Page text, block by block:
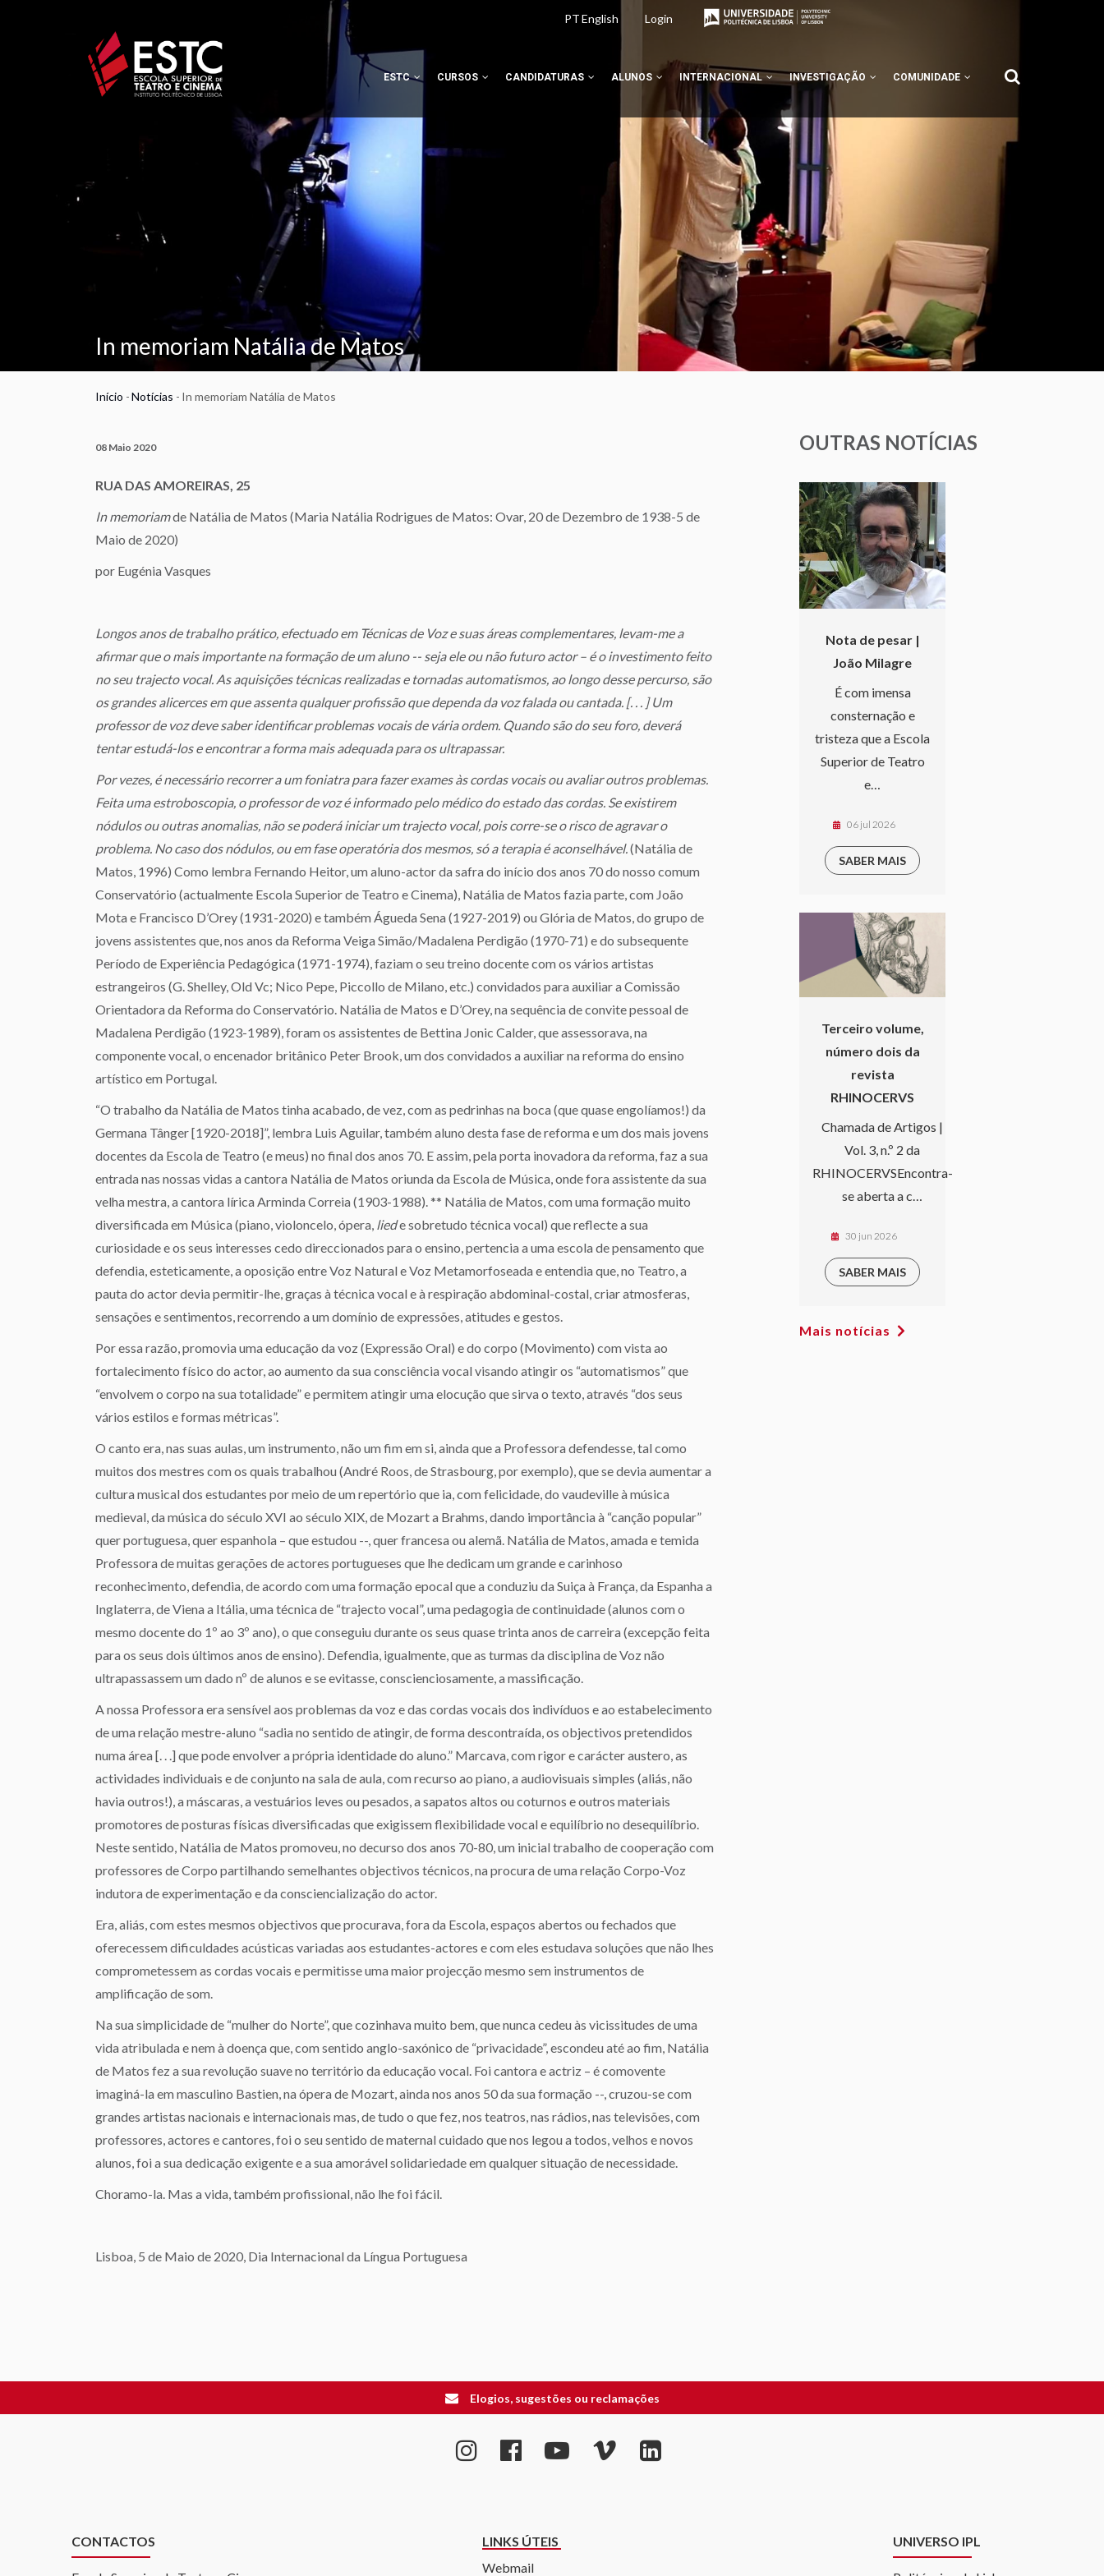
PTEnglish Login
ESTC CURSOS CANDIDATURAS ALUNOS INTERNACIONAL INVESTIGAÇÃO COMUNIDADE
Navegação
Início -Notícias - In memoriam Natália de Matos
In memoriam Natália de Matos
08 Maio 2020
RUA DAS AMOREIRAS, 25
In memoriamde Natália de Matos (Maria Natália Rodrigues de Matos: Ovar, 20 de Dezembro de 1938-5 de
Maio de 2020)
por Eugénia Vasques
Longos anos de trabalho prático, efectuado em Técnicas de Voz e suas áreas complementares, levam-me a
afirmar que o mais importante na formação de um aluno -- seja ele ou não futuro actor – é o investimento feito
no seu trajecto vocal. As aquisições técnicas realizadas e tornadas automatismos, ao longo desse percurso, são
os grandes alicerces em que assenta qualquer profissão que dependa da voz falada ou cantada. [. . . ] Um
professor de voz deve saber identificar problemas vocais de vária ordem. Quando são do seu foro, deverá
tentar estudá-los e encontrar a forma mais adequada para os ultrapassar.
Por vezes, é necessário recorrer a um foniatra para fazer exames às cordas vocais ou avaliar outros problemas.
Feita uma estroboscopia, o professor de voz é informado pelo médico do estado das cordas. Se existirem
nódulos ou outras anomalias, não se poderá iniciar um trajecto vocal, pois corre-se o risco de agravar o
problema. No caso dos nódulos, ou em fase operatória dos mesmos, só a terapia é aconselhável. (Natália de
Matos, 1996) Como lembra Fernando Heitor, um aluno-actor da safra do início dos anos 70 do nosso comum
Conservatório (actualmente Escola Superior de Teatro e Cinema), Natália de Matos fazia parte, com João
Mota e Francisco D’Orey (1931-2020) e também Águeda Sena (1927-2019) ou Glória de Matos, do grupo de
jovens assistentes que, nos anos da Reforma Veiga Simão/Madalena Perdigão (1970-71) e do subsequente
Período de Experiência Pedagógica (1971-1974), faziam o seu treino docente com os vários artistas
estrangeiros (G. Shelley, Old Vc; Nico Pepe, Piccollo de Milano, etc.) convidados para auxiliar a Comissão
Orientadora da Reforma do Conservatório. Natália de Matos e D’Orey, na sequência de convite pessoal de
Madalena Perdigão (1923-1989), foram os assistentes de Bettina Jonic Calder, que assessorava, na
componente vocal, o encenador britânico Peter Brook, um dos convidados a auxiliar na reforma do ensino
artístico em Portugal.
“O trabalho da Natália de Matos tinha acabado, de vez, com as pedrinhas na boca (que quase engolíamos!) da
Germana Tânger [1920-2018]”, lembra Luis Aguilar, também aluno desta fase de reforma e um dos mais jovens
docentes da Escola de Teatro (e meus) no final dos anos 70. E assim, pela porta inovadora da reforma, faz a sua
entrada nas nossas vidas a cantora Natália de Matos oriunda da Escola de Música, onde fora assistente da sua
velha mestra, a cantora lírica Arminda Correia (1903-1988). ** Natália de Matos, com uma formação muito
diversificada em Música (piano, violoncelo, ópera, liede sobretudo técnica vocal) que reflecte a sua
curiosidade e os seus interesses cedo direccionados para o ensino, pertencia a uma escola de pensamento que
defendia, esteticamente, a oposição entre Voz Natural e Voz Metamorfoseada e entendia que, no Teatro, a
pauta do actor devia permitir-lhe, graças à técnica vocal e à respiração abdominal-costal, criar atmosferas,
sensações e sentimentos, recorrendo a um domínio de expressões, atitudes e gestos.
Por essa razão, promovia uma educação da voz (Expressão Oral) e do corpo (Movimento) com vista ao
fortalecimento físico do actor, ao aumento da sua consciência vocal visando atingir os “automatismos” que
“envolvem o corpo na sua totalidade” e permitem atingir uma elocução que sirva o texto, através “dos seus
vários estilos e formas métricas”.
O canto era, nas suas aulas, um instrumento, não um fim em si, ainda que a Professora defendesse, tal como
muitos dos mestres com os quais trabalhou (André Roos, de Strasbourg, por exemplo), que se devia aumentar a
cultura musical dos estudantes por meio de um repertório que ia, com felicidade, do vaudeville à música
medieval, da música do século XVI ao século XIX, de Mozart a Brahms, dando importância à “canção popular”
quer portuguesa, quer espanhola – que estudou --, quer francesa ou alemã. Natália de Matos, amada e temida
Professora de muitas gerações de actores portugueses que lhe dedicam um grande e carinhoso
reconhecimento, defendia, de acordo com uma formação epocal que a conduziu da Suiça à França, da Espanha a
Inglaterra, de Viena a Itália, uma técnica de “trajecto vocal”, uma pedagogia de continuidade (alunos com o
mesmo docente do 1º ao 3º ano), o que conseguiu durante os seus quase trinta anos de carreira (excepção feita
para os seus dois últimos anos de ensino). Defendia, igualmente, que as turmas da disciplina de Voz não
ultrapassassem um dado nº de alunos e se evitasse, conscienciosamente, a massificação.
A nossa Professora era sensível aos problemas da voz e das cordas vocais dos indivíduos e ao estabelecimento
de uma relação mestre-aluno “sadia no sentido de atingir, de forma descontraída, os objectivos pretendidos
numa área [. . .] que pode envolver a própria identidade do aluno.” Marcava, com rigor e carácter austero, as
actividades individuais e de conjunto na sala de aula, com recurso ao piano, a audiovisuais simples (aliás, não
havia outros!), a máscaras, a vestuários leves ou pesados, a sapatos altos ou coturnos e outros materiais
promotores de posturas físicas diversificadas que exigissem flexibilidade vocal e equilíbrio no desequilíbrio.
Neste sentido, Natália de Matos promoveu, no decurso dos anos 70-80, um inicial trabalho de cooperação com
professores de Corpo partilhando semelhantes objectivos técnicos, na procura de uma relação Corpo-Voz
indutora de experimentação e da consciencialização do actor.
Era, aliás, com estes mesmos objectivos que procurava, fora da Escola, espaços abertos ou fechados que
oferecessem dificuldades acústicas variadas aos estudantes-actores e com eles estudava soluções que não lhes
comprometessem as cordas vocais e permitisse uma maior projecção mesmo sem instrumentos de
amplificação de som.
Na sua simplicidade de “mulher do Norte”, que cozinhava muito bem, que nunca cedeu às vicissitudes de uma
vida atribulada e nem à doença que, com sentido anglo-saxónico de “privacidade”, escondeu até ao fim, Natália
de Matos fez a sua revolução suave no território da educação vocal. Foi cantora e actriz – é comovente
imaginá-la em masculino Bastien, na ópera de Mozart, ainda nos anos 50 da sua formação --, cruzou-se com
grandes artistas nacionais e internacionais mas, de tudo o que fez, nos teatros, nas rádios, nas televisões, com
professores, actores e cantores, foi o seu sentido de maternal cuidado que nos legou a todos, velhos e novos
alunos, foi a sua dedicação exigente e a sua amorável solidariedade em qualquer situação de necessidade.
Choramo-la. Mas a vida, também profissional, não lhe foi fácil.
Lisboa, 5 de Maio de 2020, Dia Internacional da Língua Portuguesa
OUTRAS NOTÍCIAS
Nota de pesar |
João Milagre
É com imensa
consternação e
tristeza que a Escola
Superior de Teatro
e…
06 jul 2026
SABER MAIS
Terceiro volume,
número dois da
revista
RHINOCERVS
Chamada de Artigos |
Vol. 3, n.º 2 da
RHINOCERVSEncontra-
se aberta a c…
30 jun 2026
SABER MAIS
Mais notícias
Elogios, sugestões ou reclamações
CONTACTOS
LINKS ÚTEIS
Webmail
UNIVERSO IPL